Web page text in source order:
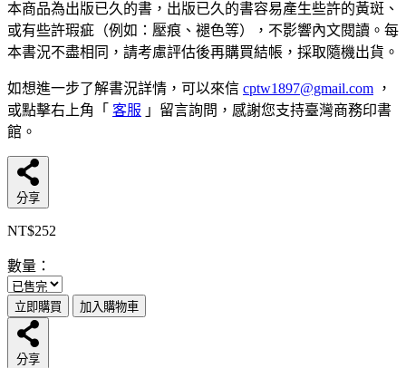
本商品為出版已久的書，出版已久的書容易產生些許的黃斑、
或有些許瑕疵（例如：壓痕、褪色等），不影響內文閱讀。每
本書況不盡相同，請考慮評估後再購買結帳，採取隨機出貨。
如想進一步了解書況詳情，可以來信 cptw1897@gmail.com ，
或點擊右上角「 客服 」留言詢問，感謝您支持臺灣商務印書
館。
分享
NT$252
數量：
立即購買 加入購物車
分享